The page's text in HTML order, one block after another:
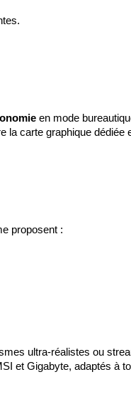
en mode
carte graphique dédiée
proposent :
ultra-réalistes ou
et Gigabyte, adaptés à